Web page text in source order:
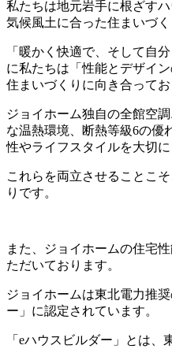
私たちは地元岩手に根ざす
気候風土に合った住まいづ
「暖かく快適で、そして自
に私たちは「性能とデザイ
住まいづくりに向き合ってお
ジョイホーム独自の全館空
な温熱環境、断熱等級6の優
性やライフスタイルを大切に
これらを両立させることこ
りです。
また、ジョイホームの住宅
ただいております。
ジョイホームは東北電力推
ー」に認定されています。
「eハウスビルダー」とは